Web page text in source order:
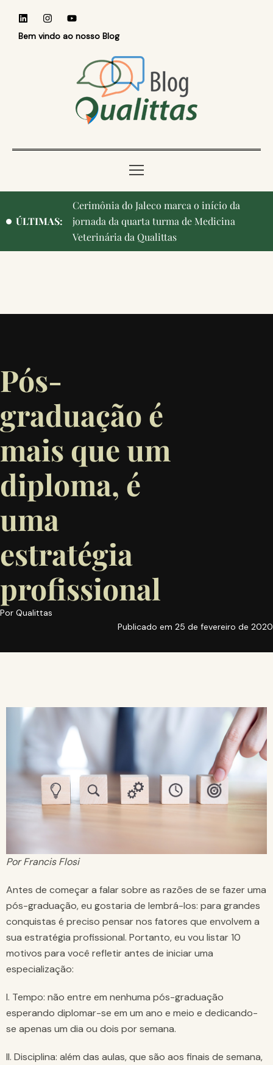
Bem vindo ao nosso Blog
ÚLTIMAS:
Qualittas, Portas Abertas! e aniversário de
Campinas, cidade onde nasceu a instituição,
ganham destaque na imprensa
Pós-
graduação é
mais que um
diploma, é
uma
estratégia
profissional
Por Qualittas
Publicado em 25 de fevereiro de 2020
Por Francis Flosi
Antes de começar a falar sobre as razões de se fazer uma
pós-graduação, eu gostaria de lembrá-los: para grandes
conquistas é preciso pensar nos fatores que envolvem a
sua estratégia profissional. Portanto, eu vou listar 10
motivos para você refletir antes de iniciar uma
especialização:
I. Tempo: não entre em nenhuma pós-graduação
esperando diplomar-se em um ano e meio e dedicando-
se apenas um dia ou dois por semana.
II. Disciplina: além das aulas, que são aos finais de semana,